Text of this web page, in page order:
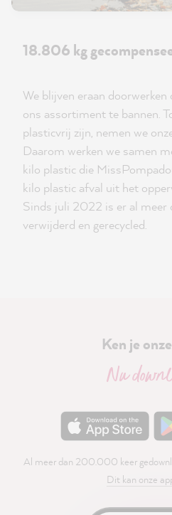
18.806 kg
We blijven eraan
ons assortiment te bannen.
plasticvrij zijn, nemen we
Daarom werken we samen
kilo plastic die
kilo plastic afval uit het
Sinds juli 2022 is er al meer
verwijderd en gerecycled.
Ken je
Nu
Al meer dan 200.000 keer
Dit kan onze